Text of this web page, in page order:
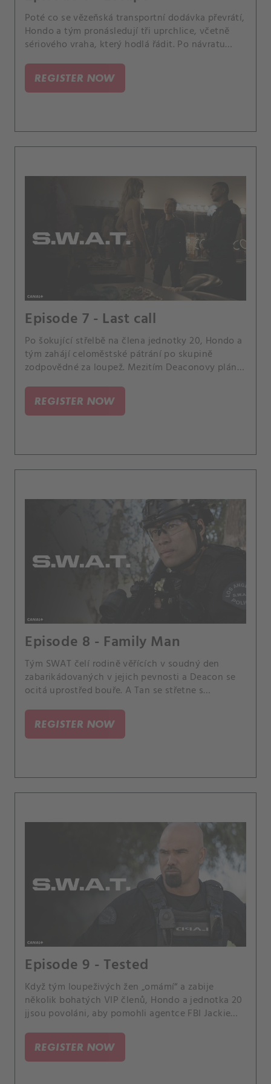
Poté co se vězeňská transportní dodávka převrátí,
Hondo a tým pronásledují tři uprchlice, včetně
sériového vraha, který hodlá řádit. Po návratu
mezi pracovním a soukromým životem a Luca se
snaží naučit Kelly řídit.
REGISTER NOW
Episode 7 - Last call
Po šokující střelbě na člena jednotky 20, Hondo a
tým zahájí celoměstské pátrání po skupině
zodpovědné za loupež. Mezitím Deaconovy plány
Powellová a Alfaro se střetnou kvůli ošemetnému
problému.
REGISTER NOW
Episode 8 - Family Man
Tým SWAT čelí rodině věřících v soudný den
zabarikádovaných v jejich pevnosti a Deacon se
ocitá uprostřed bouře. A Tan se střetne s
se potýká se setkáním s dítětem, které před 18
lety dala k adopci.
REGISTER NOW
Episode 9 - Tested
Když tým loupeživých žen „omámí“ a zabije
několik bohatých VIP členů, Hondo a jednotka 20
jjsou povoláni, aby pomohli agentce FBI Jackie
než stoupne počet obětí. Velitel Hicks je šokován,
když jeho nová láska Maggie náhle ukončí jejich
vztah bez důvodu.
REGISTER NOW